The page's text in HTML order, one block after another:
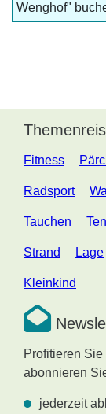
Wenghof"
Fitness
Radsport
Tauchen
Strand Lage
Kleinkind
Profitieren
abonnieren
jederzeit